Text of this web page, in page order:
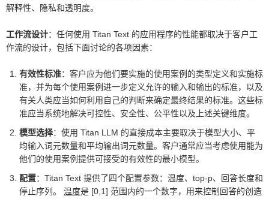
解释性、隐私和透明度。
工作流设计：任何使用 Titan Text 的应用程序的性能都取决于客户工
作流的设计，包括下面讨论的各项因素：
有效性标准：客户应为他们要实施的使用案例的类型定义和实施标
准，并为每个使用案例进一步定义允许的输入和输出的标准，以及
有关人类应当如何利用自己的判断来确定最终结果的标准。这些标
准应当系统地解决可控性、安全性、公平性以及上述关键维度。
模型选择：使用 Titan LLM 的直接成本主要取决于模型大小、平
均输入词元数量和平均输出词元数量。客户通常应当考虑使用能为
他们的使用案例提供可接受的有效性的最小模型。
配置：Titan Text 提供了四个配置参数：温度、top-p、回答长度和
停止序列。 温度是 [0,1] 范围内的一个数字，用来控制回答的创造